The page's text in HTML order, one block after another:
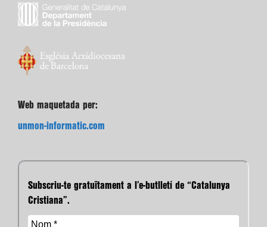
Web maquetada per:
unmon-informatic.com
Subscriu-te gratuïtament a l’e-butlletí de “Catalunya
Cristiana”.